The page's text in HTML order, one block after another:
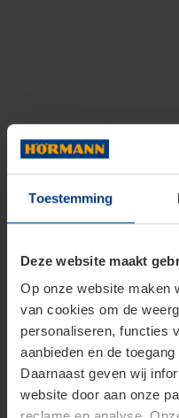
Toestemming
Deze website maakt
Op onze website maken
van cookies om de
personaliseren, functies
aanbieden en de
Daarnaast geven wij
website door aan onze